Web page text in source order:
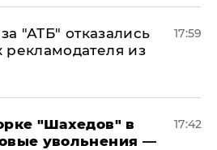
"АТБ" отказались
из
17:59
"Шахедов" в
увольнения —
17:42